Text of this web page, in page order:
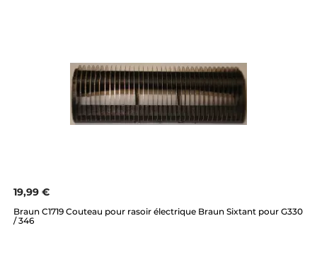
19,99 €
Braun C1719 Couteau pour rasoir électrique Braun Sixtant pour G330
/ 346